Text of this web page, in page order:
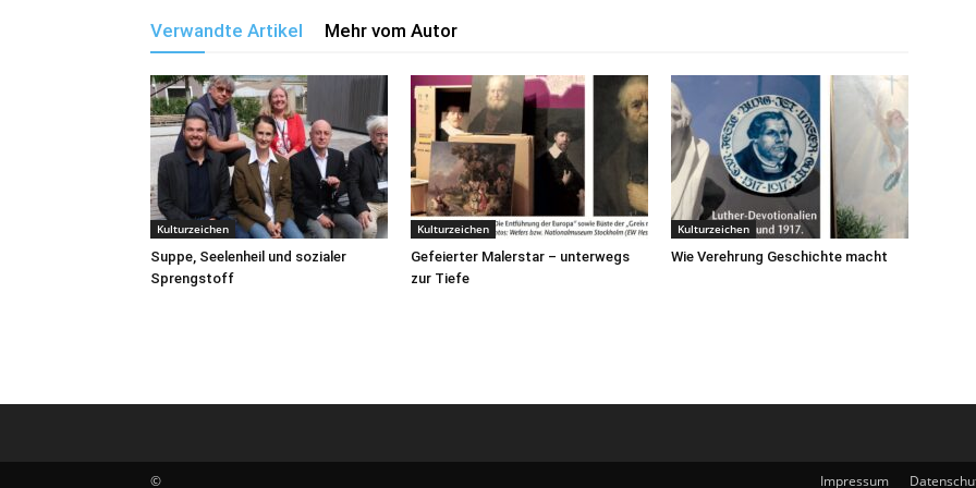
Verwandte Artikel Mehr vom Autor
Kulturzeichen
Suppe, Seelenheil und sozialer
Sprengstoff
Kulturzeichen
Gefeierter Malerstar – unterwegs
zur Tiefe
Kulturzeichen
Wie Verehrung Geschichte macht
Impressum
©